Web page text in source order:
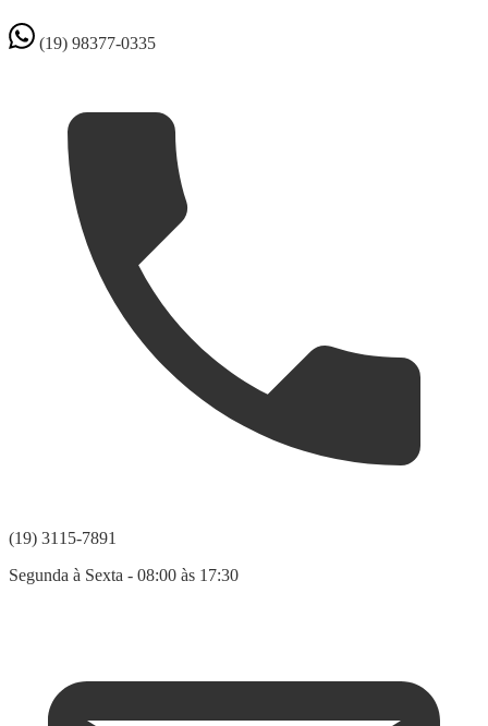
(19) 98377-0335
(19) 3115-7891
Segunda à Sexta - 08:00 às 17:30